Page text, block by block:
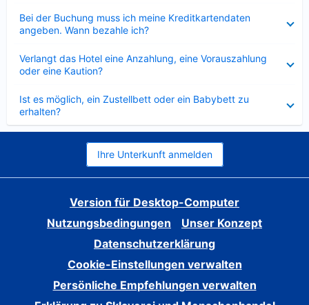
Bei der Buchung muss ich meine Kreditkartendaten
angeben. Wann bezahle ich?
Verlangt das Hotel eine Anzahlung, eine Vorauszahlung
oder eine Kaution?
Ist es möglich, ein Zustellbett oder ein Babybett zu
erhalten?
Ihre Unterkunft anmelden
Version für Desktop-Computer
Nutzungsbedingungen
Unser Konzept
Datenschutzerklärung
Cookie-Einstellungen verwalten
Persönliche Empfehlungen verwalten